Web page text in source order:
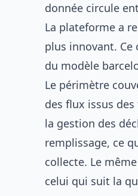
donnée circule
La plateforme a
plus innovant. Ce
du modèle
Le périmètre
des flux issus
la gestion des
remplissage, ce
collecte. Le
celui qui suit la